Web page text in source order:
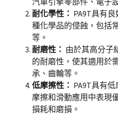
耐化學性： PA9T具有
種化學品的侵蝕，包括
等。
耐磨性： 由於其高分子
的耐磨性，使其適用於
承、齒輪等。
低摩擦性： PA9T具有
摩擦和滑動應用中表現
損耗和磨損。